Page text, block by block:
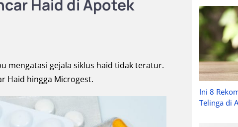
Haid di Apotek
mengatasi gejala siklus haid tidak teratur.
Haid hingga Microgest.
Ini 8
Telinga di